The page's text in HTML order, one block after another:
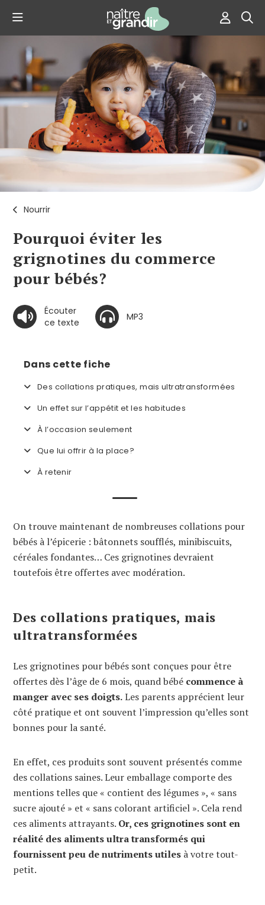
Nourrir
Pourquoi éviter les
grignotines du commerce
pour bébés?
Écouter
ce texte
MP3
Dans cette fiche
Des collations pratiques, mais ultratransformées
Un effet sur l’appétit et les habitudes
À l’occasion seulement
Que lui offrir à la place?
À retenir
On trouve maintenant de nombreuses collations pour
bébés à l’épicerie : bâtonnets soufflés, minibiscuits,
céréales fondantes… Ces grignotines devraient
toutefois être offertes avec modération.
Des collations pratiques, mais
ultratransformées
Les grignotines pour bébés sont conçues pour être
offertes dès l’âge de 6 mois, quand bébé commence à
manger avec ses doigts.Les parents apprécient leur
côté pratique et ont souvent l’impression qu’elles sont
bonnes pour la santé.
En effet, ces produits sont souvent présentés comme
des collations saines. Leur emballage comporte des
mentions telles que « contient des légumes », « sans
sucre ajouté » et « sans colorant artificiel ». Cela rend
ces aliments attrayants. Or, ces grignotines sont en
réalité des aliments ultra transformés qui
fournissent peu de nutriments utiles à votre tout-
petit.